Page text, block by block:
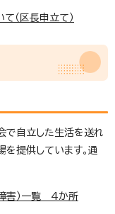
（区長申立て）
で自立した生活を送れ
を提供しています。通
害）一覧 4か所